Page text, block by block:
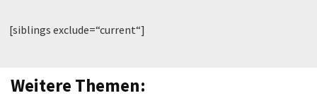
[siblings exclude=“current“]
Weitere Themen: